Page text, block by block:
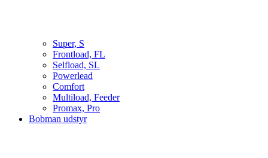
Super, S
Frontload, FL
Selfload, SL
Powerlead
Comfort
Multiload, Feeder
Promax, Pro
Bobman udstyr